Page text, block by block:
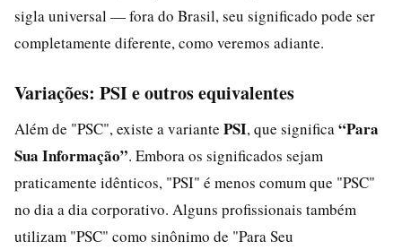
sigla universal — fora do Brasil, seu significado pode ser
completamente diferente, como veremos adiante.
Variações: PSI e outros equivalentes
Além de "PSC", existe a variante PSI, que significa “Para
Sua Informação”. Embora os significados sejam
praticamente idênticos, "PSI" é menos comum que "PSC"
no dia a dia corporativo. Alguns profissionais também
utilizam "PSC" como sinônimo de "Para Seu